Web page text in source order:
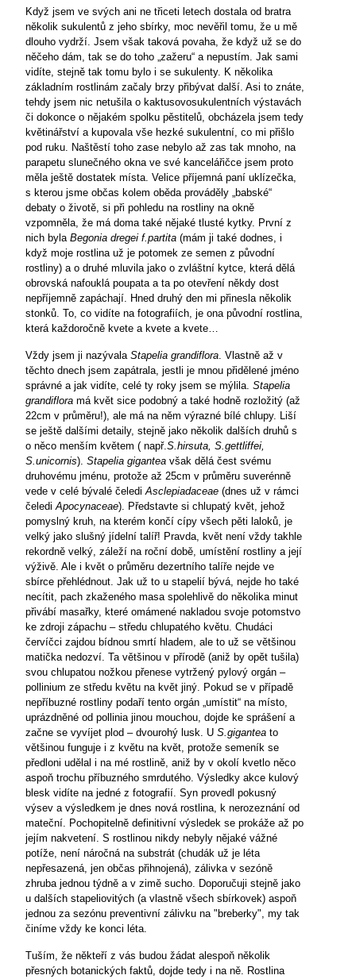
Když jsem ve svých ani ne třiceti letech dostala od bratra
několik sukulentů z jeho sbírky, moc nevěřil tomu, že u mě
dlouho vydrží. Jsem však taková povaha, že když už se do
něčeho dám, tak se do toho „zažeru“ a nepustím. Jak sami
vidíte, stejně tak tomu bylo i se sukulenty. K několika
základním rostlinám začaly brzy přibývat další. Asi to znáte,
tehdy jsem nic netušila o kaktusovosukulentních výstavách
či dokonce o nějakém spolku pěstitelů, obcházela jsem tedy
květinářství a kupovala vše hezké sukulentní, co mi přišlo
pod ruku. Naštěstí toho zase nebylo až zas tak mnoho, na
parapetu slunečného okna ve své kancelářičce jsem proto
měla ještě dostatek místa. Velice příjemná paní uklízečka,
s kterou jsme občas kolem oběda prováděly „babské“
debaty o životě, si při pohledu na rostliny na okně
vzpomněla, že má doma také nějaké tlusté kytky. První z
nich byla Begonia dregei f.partita (mám ji také dodnes, i
když moje rostlina už je potomek ze semen z původní
rostliny) a o druhé mluvila jako o zvláštní kytce, která dělá
obrovská nafouklá poupata a ta po otevření někdy dost
nepříjemně zapáchají. Hned druhý den mi přinesla několik
stonků. To, co vidíte na fotografiích, je ona původní rostlina,
která každoročně kvete a kvete a kvete…
Vždy jsem ji nazývala Stapelia grandiflora. Vlastně až v
těchto dnech jsem zapátrala, jestli je mnou přidělené jméno
správné a jak vidíte, celé ty roky jsem se mýlila. Stapelia
grandiflora má květ sice podobný a také hodně rozložitý (až
22cm v průměru!), ale má na něm výrazné bílé chlupy. Liší
se ještě dalšími detaily, stejně jako několik dalších druhů s
o něco menším květem ( např.S.hirsuta, S.gettliffei,
S.unicornis). Stapelia gigantea však dělá čest svému
druhovému jménu, protože až 25cm v průměru suverénně
vede v celé bývalé čelediAsclepiadaceae (dnes už v rámci
čelediApocynaceae). Představte si chlupatý květ, jehož
pomyslný kruh, na kterém končí cípy všech pěti laloků, je
velký jako slušný jídelní talíř! Pravda, květ není vždy takhle
rekordně velký, záleží na roční době, umístění rostliny a její
výživě. Ale i květ o průměru dezertního talíře nejde ve
sbírce přehlédnout. Jak už to u stapelií bývá, nejde ho také
necítit, pach zkaženého masa spolehlivě do několika minut
přivábí masařky, které omámené nakladou svoje potomstvo
ke zdroji zápachu – středu chlupatého květu. Chudáci
červíčci zajdou bídnou smrtí hladem, ale to už se většinou
matička nedozví. Ta většinou v přírodě (aniž by opět tušila)
svou chlupatou nožkou přenese vytržený pylový orgán –
pollinium ze středu květu na květ jiný. Pokud se v případě
nepříbuzné rostliny podaří tento orgán „umístit“ na místo,
uprázdněné od pollinia jinou mouchou, dojde ke sprášení a
začne se vyvíjet plod – dvourohý lusk. U S.gigantea to
většinou funguje i z květu na květ, protože semeník se
předloni udělal i na mé rostlině, aniž by v okolí kvetlo něco
aspoň trochu příbuzného smrdutého. Výsledky akce kulový
blesk vidíte na jedné z fotografií. Syn provedl pokusný
výsev a výsledkem je dnes nová rostlina, k nerozeznání od
mateční. Pochopitelně definitivní výsledek se prokáže až po
jejím nakvetení. S rostlinou nikdy nebyly nějaké vážné
potíže, není náročná na substrát (chudák už je léta
nepřesazená, jen občas přihnojená), zálivka v sezóně
zhruba jednou týdně a v zimě sucho. Doporučuji stejně jako
u dalších stapeliovitých (a vlastně všech sbírkovek) aspoň
jednou za sezónu preventivní zálivku na "breberky", my tak
činíme vždy ke konci léta.
Tuším, že někteří z vás budou žádat alespoň několik
přesných botanických faktů, dojde tedy i na ně. Rostlina